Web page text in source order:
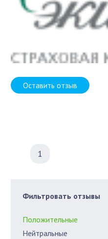
Оставить отзыв
1
Фильтровать отзывы
Положительные
Нейтральные